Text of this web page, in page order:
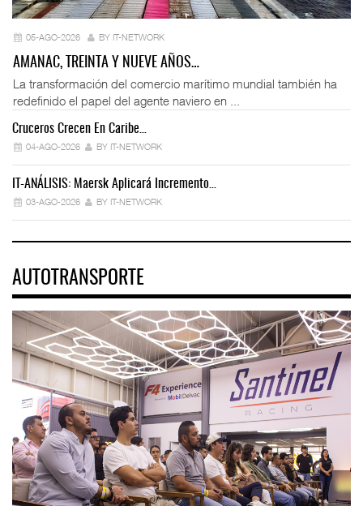
05-AGO-2026 BY IT-NETWORK
AMANAC, TREINTA Y NUEVE AÑOS…
La transformación del comercio marítimo mundial también ha
redefinido el papel del agente naviero en ...
Cruceros Crecen En Caribe…
04-AGO-2026 BY IT-NETWORK
IT-ANÁLISIS: Maersk Aplicará Incremento…
03-AGO-2026 BY IT-NETWORK
AUTOTRANSPORTE